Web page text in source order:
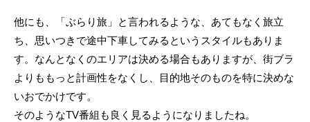
他にも、「ぶらり旅」と言われるような、あてもなく旅立
ち、思いつきで途中下車してみるというスタイルもありま
す。なんとなくのエリアは決める場合もありますが、街ブラ
よりももっと計画性をなくし、目的地そのものを特に決めな
いおでかけです。
そのようなTV番組も良く見るようになりましたね。